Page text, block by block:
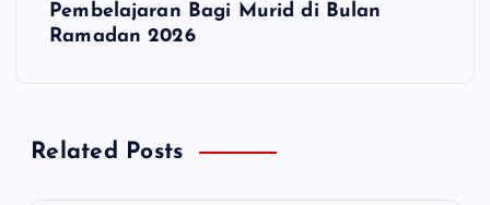
s
Pembelajaran Bagi Murid di Bulan
Ramadan 2026
Related Posts